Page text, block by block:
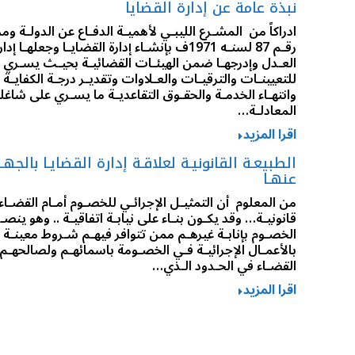
نبذة عامة عن إدارة القضايا
ادراكاً من المشـرع الليبـي لأهميـة الدفـاع عن الدولـة
رقـم 87 لسنـه 1971ف بإنشـاء إدارة القضايـا
العـدل وإدرجهـا ضمن الهيئـات القضائيـة بحيـث يسـري
للتعيينـات والترقيـات والعـلاوات وتقديـر درجـة
وانتهـاء الخدمـة والحقـوق التقاعديـة ما يسـري على
المعادلـة…
اقرا المزيد
الطبيعـة القانونيـة لعلاقـة إدارة القضايـا
عنهـا
من المعلوم أن التمثيـل الإجرائـي للخصـوم أمـام
قانونيـة… وقد يكـون بنـاء على نيابـة اتفاقيـة .. وهو
الخصـوم بإنابـة غيرهـم ممن تتوافر فيهـم شـروط معينـة ،
بالأعمـال الإجرائيـة فـي الخصـومة باسمائهـم
القضـاء في الحـدود الـذي…
اقرا المزيد